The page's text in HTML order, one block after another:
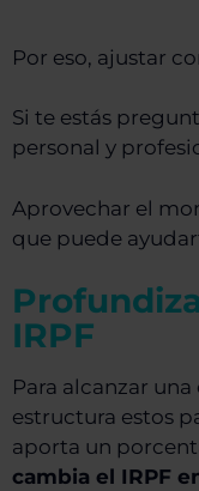
Por eso, ajustar
Si te estás
personal y
Aprovechar el
que puede
IRPF
Para alcanzar
estructura estos
aporta un
cambia el IRPF